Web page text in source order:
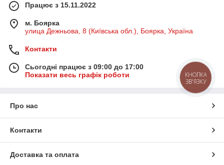
Працює з 15.11.2022
м. Боярка
улица Дежньова, 8 (Київська обл.), Боярка, Україна
Контакти
Сьогодні працює з 09:00 до 17:00
Показати весь графік роботи
Про нас
Контакти
Доставка та оплата
КНОПКА
ЗВ'ЯЗКУ